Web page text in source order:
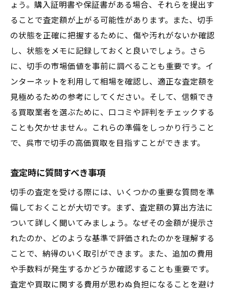
ょう。購入証明書や保証書がある場合、それらを提出す
ることで査定額が上がる可能性があります。また、切手
の状態を正確に把握するために、傷や汚れがないか確認
し、状態をメモに記録しておくと良いでしょう。さら
に、切手の市場価値を事前に調べることも重要です。イ
ンターネットを利用して相場を確認し、適正な査定額を
見極めるための参考にしてください。そして、信頼でき
る買取業者を選ぶために、口コミや評判をチェックする
ことも欠かせません。これらの準備をしっかり行うこと
で、呉市で切手の高価買取を目指すことができます。
査定時に質問すべき事項
切手の査定を受ける際には、いくつかの重要な質問を準
備しておくことが大切です。まず、査定額の算出方法に
ついて詳しく聞いてみましょう。なぜその金額が提示さ
れたのか、どのような基準で評価されたのかを理解する
ことで、納得のいく取引ができます。また、追加の費用
や手数料が発生するかどうか確認することも重要です。
査定や買取に関する費用が思わぬ負担になることを避け